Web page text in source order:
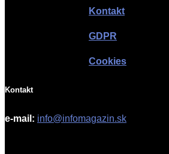
Kontakt
GDPR
Cookies
Kontakt
e-mail: info@infomagazin.sk